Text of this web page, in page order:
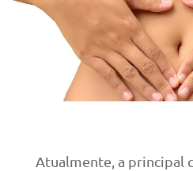
Atualmente, a principal